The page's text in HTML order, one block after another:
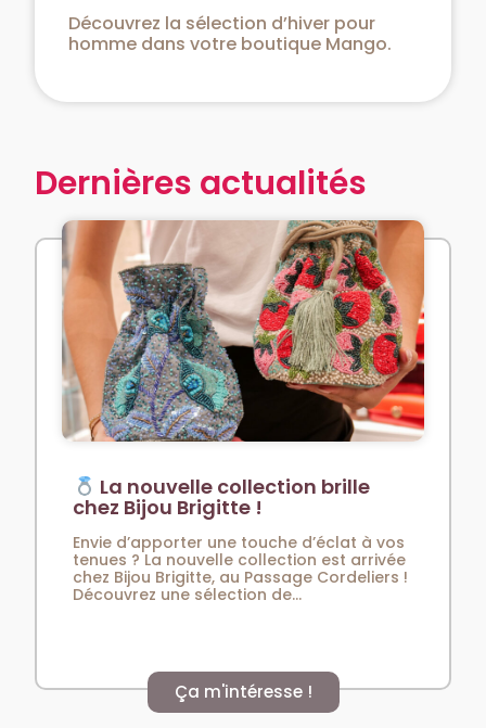
Découvrez la sélection d’hiver pour
homme dans votre boutique Mango.
Dernières actualités
La nouvelle collection brille
chez Bijou Brigitte !
Envie d’apporter une touche d’éclat à vos
tenues ? La nouvelle collection est arrivée
chez Bijou Brigitte, au Passage Cordeliers !
Découvrez une sélection de...
Ça m'intéresse !